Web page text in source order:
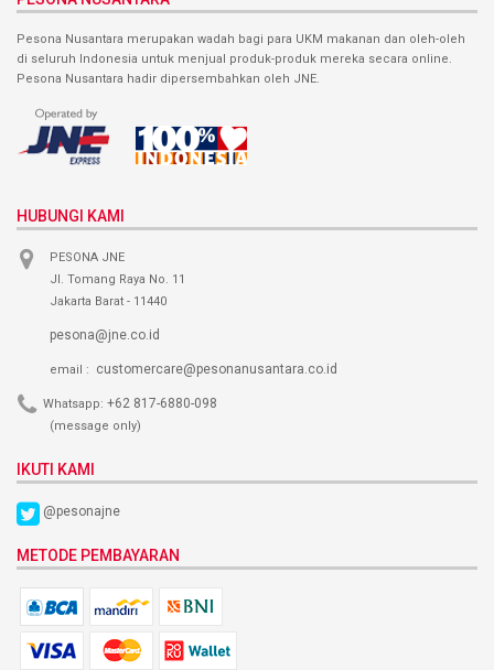
Pesona Nusantara merupakan wadah bagi para UKM makanan dan oleh-oleh
di seluruh Indonesia untuk menjual produk-produk mereka secara online.
Pesona Nusantara hadir dipersembahkan oleh JNE.
HUBUNGI KAMI
PESONA JNE
Jl. Tomang Raya No. 11
Jakarta Barat - 11440
pesona@jne.co.id
email : customercare@pesonanusantara.co.id
Whatsapp: +62 817-6880-098
(message only)
IKUTI KAMI
@pesonajne
METODE PEMBAYARAN